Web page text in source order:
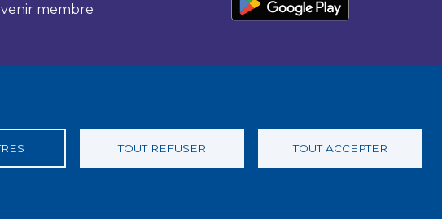
TOUT REFUSER TOUT ACCEPTER
membre